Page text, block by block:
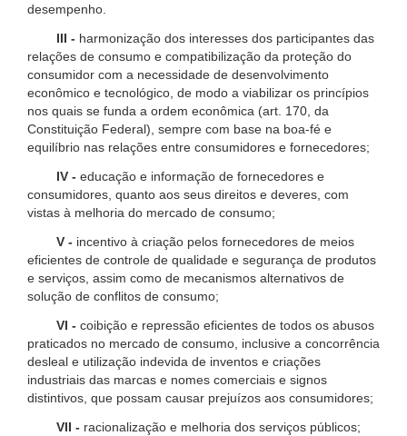
desempenho.
III - harmonização dos interesses dos participantes das
relações de consumo e compatibilização da proteção do
consumidor com a necessidade de desenvolvimento
econômico e tecnológico, de modo a viabilizar os princípios
nos quais se funda a ordem econômica (art. 170, da
Constituição Federal), sempre com base na boa-fé e
equilíbrio nas relações entre consumidores e fornecedores;
IV - educação e informação de fornecedores e
consumidores, quanto aos seus direitos e deveres, com
vistas à melhoria do mercado de consumo;
V - incentivo à criação pelos fornecedores de meios
eficientes de controle de qualidade e segurança de produtos
e serviços, assim como de mecanismos alternativos de
solução de conflitos de consumo;
VI - coibição e repressão eficientes de todos os abusos
praticados no mercado de consumo, inclusive a concorrência
desleal e utilização indevida de inventos e criações
industriais das marcas e nomes comerciais e signos
distintivos, que possam causar prejuízos aos consumidores;
VII - racionalização e melhoria dos serviços públicos;